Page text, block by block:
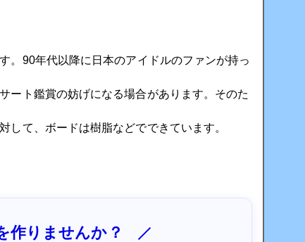
。90年代以降に日本のアイドルのファンが持っ
ート鑑賞の妨げになる場合があります。そのた
して、ボードは樹脂などでできています。
作りませんか？